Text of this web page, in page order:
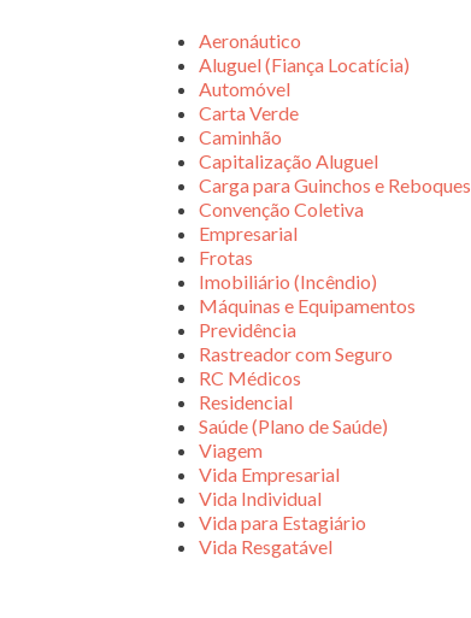
Aeronáutico
Aluguel (Fiança Locatícia)
Automóvel
Carta Verde
Caminhão
Capitalização Aluguel
Carga para Guinchos e Reboques
Convenção Coletiva
Empresarial
Frotas
Imobiliário (Incêndio)
Máquinas e Equipamentos
Previdência
Rastreador com Seguro
RC Médicos
Residencial
Saúde (Plano de Saúde)
Viagem
Vida Empresarial
Vida Individual
Vida para Estagiário
Vida Resgatável